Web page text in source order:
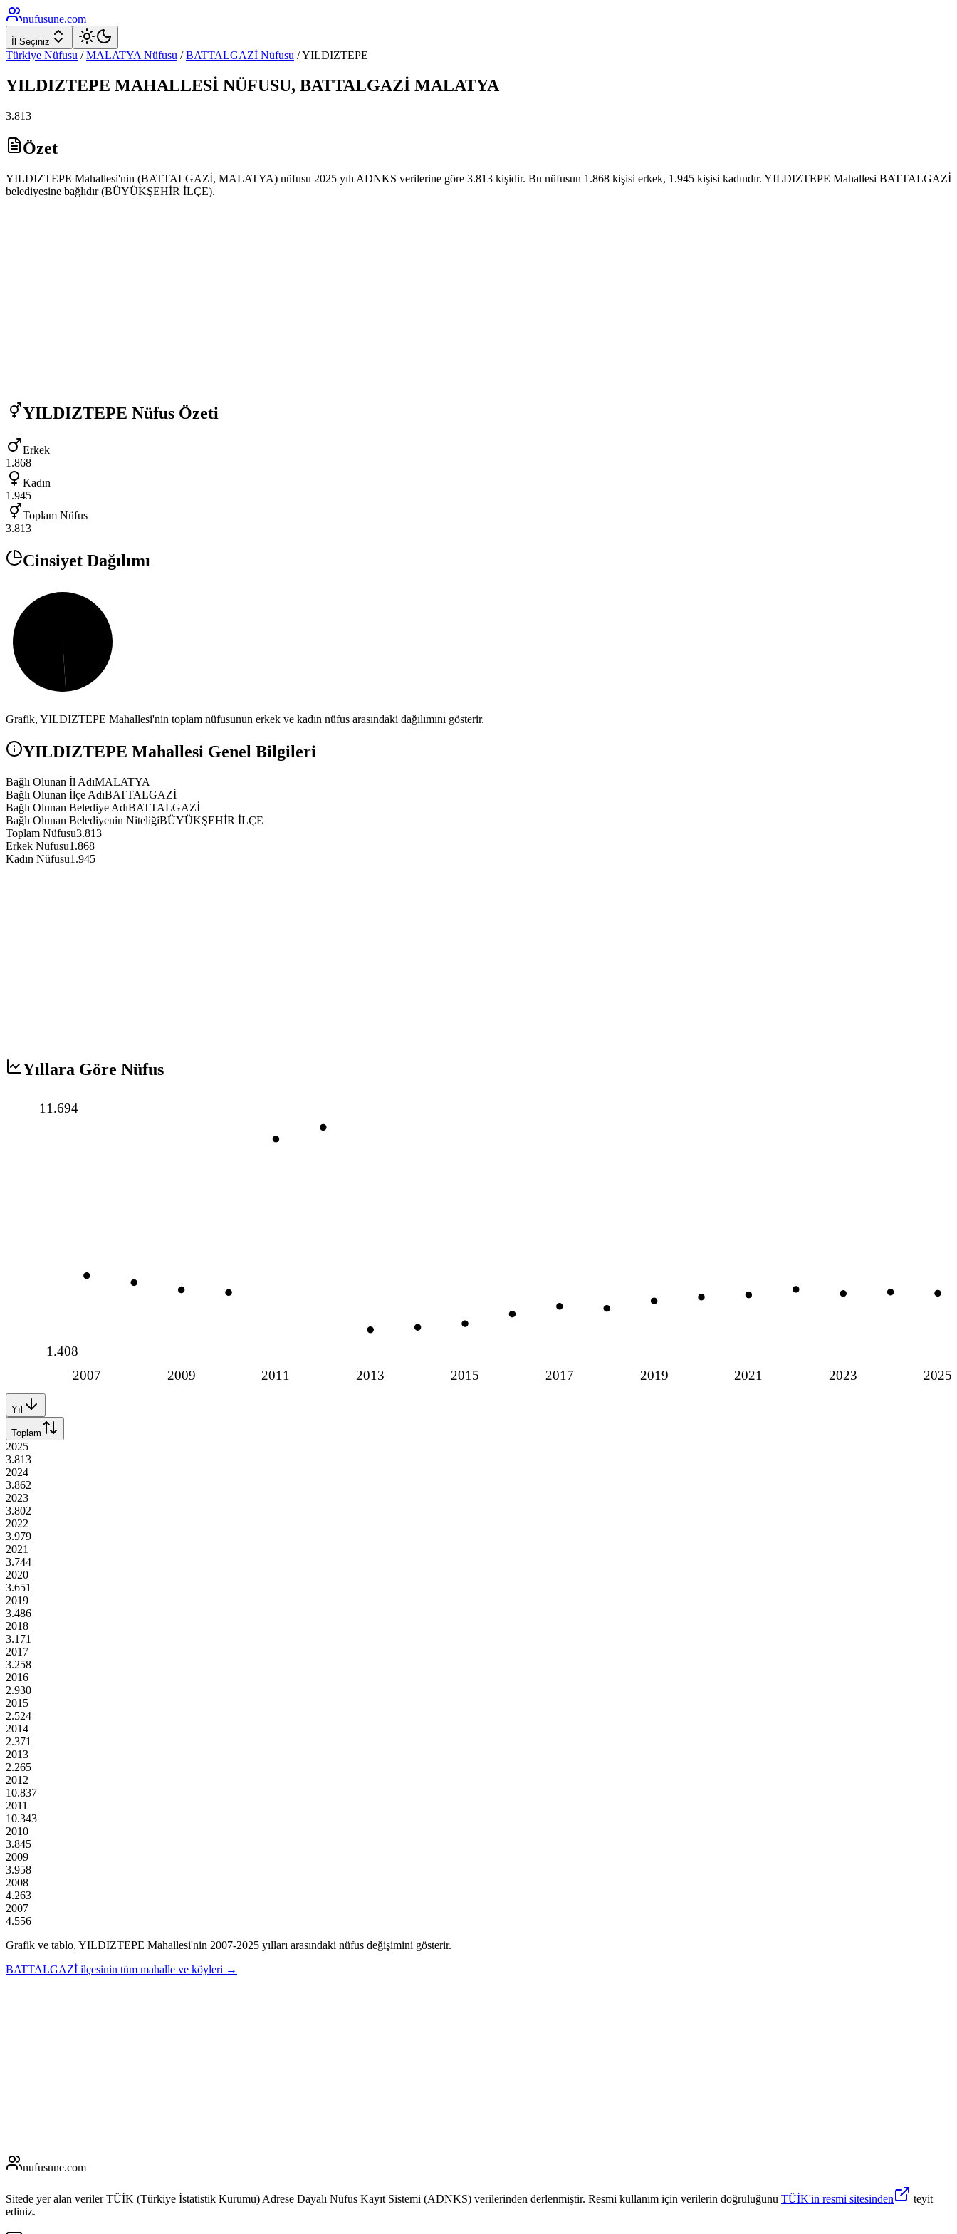
nufusune.com
İl Seçiniz
Türkiye Nüfusu / MALATYA Nüfusu / BATTALGAZİ Nüfusu /YILDIZTEPE
YILDIZTEPE MAHALLESİ NÜFUSU, BATTALGAZİ MALATYA
3.813
Özet
YILDIZTEPE Mahallesi'nin (BATTALGAZİ, MALATYA) nüfusu 2025 yılı ADNKS verilerine göre 3.813 kişidir. Bu nüfusun 1.868 kişisi erkek, 1.945 kişisi kadındır. YILDIZTEPE Mahallesi BATTALGAZİ
belediyesine bağlıdır (BÜYÜKŞEHİR İLÇE).
YILDIZTEPE Nüfus Özeti
Erkek
1.868
Kadın
1.945
Toplam Nüfus
3.813
Cinsiyet Dağılımı
Grafik, YILDIZTEPE Mahallesi'nin toplam nüfusunun erkek ve kadın nüfus arasındaki dağılımını gösterir.
YILDIZTEPE Mahallesi Genel Bilgileri
Bağlı Olunan İl AdıMALATYA
Bağlı Olunan İlçe AdıBATTALGAZİ
Bağlı Olunan Belediye AdıBATTALGAZİ
Bağlı Olunan Belediyenin NiteliğiBÜYÜKŞEHİR İLÇE
Toplam Nüfusu3.813
Erkek Nüfusu1.868
Kadın Nüfusu1.945
Yıllara Göre Nüfus
2007 2009 2011 2013 2015 2017 2019 2021 2023 2025
11.694
1.408
Yıl
Toplam
2025
3.813
2024
3.862
2023
3.802
2022
3.979
2021
3.744
2020
3.651
2019
3.486
2018
3.171
2017
3.258
2016
2.930
2015
2.524
2014
2.371
2013
2.265
2012
10.837
2011
10.343
2010
3.845
2009
3.958
2008
4.263
2007
4.556
Grafik ve tablo, YILDIZTEPE Mahallesi'nin 2007-2025 yılları arasındaki nüfus değişimini gösterir.
BATTALGAZİ ilçesinin tüm mahalle ve köyleri →
nufusune.com
Sitede yer alan veriler TÜİK (Türkiye İstatistik Kurumu) Adrese Dayalı Nüfus Kayıt Sistemi (ADNKS) verilerinden derlenmiştir. Resmi kullanım için verilerin doğruluğunu TÜİK'in resmi sitesinden
teyit
ediniz.